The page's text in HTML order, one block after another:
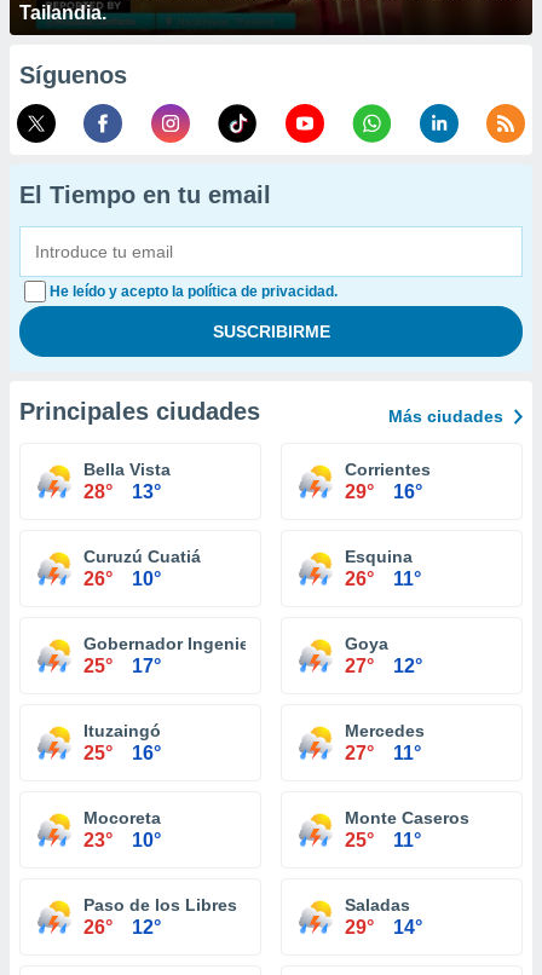
Tailandia.
Síguenos
El Tiempo en tu email
He leído y acepto la política de privacidad.
Principales ciudades Más ciudades
Bella Vista
28° 13°
Corrientes
29° 16°
Curuzú Cuatiá
26° 10°
Esquina
26° 11°
Gobernador Ingeniero Valentin Virasoro
25° 17°
Goya
27° 12°
Ituzaingó
25° 16°
Mercedes
27° 11°
Mocoreta
23° 10°
Monte Caseros
25° 11°
Paso de los Libres
26° 12°
Saladas
29° 14°